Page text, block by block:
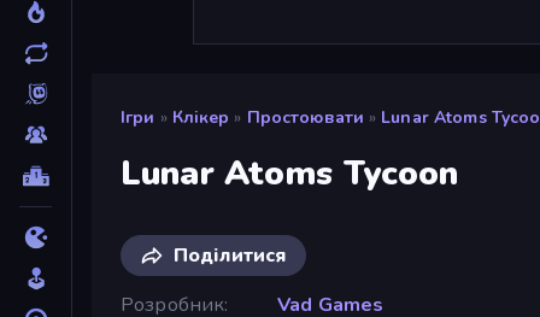
Ігри » Клікер » Простоювати » Lunar Atoms
Lunar Atoms Tycoon
Поділитися
Розробник
Vad Games